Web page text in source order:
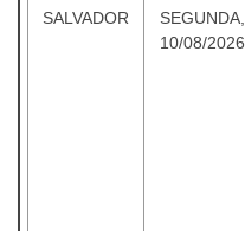
SALVADOR
SEGUNDA,
10/08/2026